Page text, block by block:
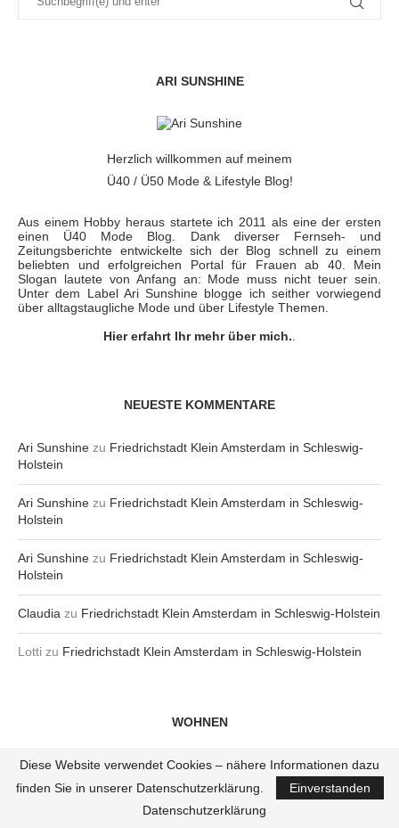
ARI SUNSHINE
Herzlich willkommen auf meinem
Ü40 / Ü50 Mode & Lifestyle Blog!
Aus einem Hobby heraus startete ich 2011 als eine der ersten
einen Ü40 Mode Blog. Dank diverser Fernseh- und
Zeitungsberichte entwickelte sich der Blog schnell zu einem
beliebten und erfolgreichen Portal für Frauen ab 40. Mein
Slogan lautete von Anfang an: Mode muss nicht teuer sein.
Unter dem Label Ari Sunshine blogge ich seither vorwiegend
über alltagstaugliche Mode und über Lifestyle Themen.
Hier erfahrt Ihr mehr über mich..
NEUESTE KOMMENTARE
Ari Sunshine zu Friedrichstadt Klein Amsterdam in Schleswig-
Holstein
Ari Sunshine zu Friedrichstadt Klein Amsterdam in Schleswig-
Holstein
Ari Sunshine zu Friedrichstadt Klein Amsterdam in Schleswig-
Holstein
Claudia zu Friedrichstadt Klein Amsterdam in Schleswig-Holstein
Lotti zu Friedrichstadt Klein Amsterdam in Schleswig-Holstein
WOHNEN
INTERIOR
GARTEN
Diese Website verwendet Cookies – nähere Informationen dazu
finden Sie in unserer Datenschutzerklärung.
Einverstanden
Datenschutzerklärung